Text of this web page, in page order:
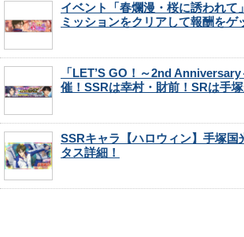
イベント「春爛漫・桜に誘われて
ミッションをクリアして報酬をゲ
「LET’S GO！～2nd
催！SSRは幸村・財前！SRは手塚
SSRキャラ【ハロウィン】手塚国
タス詳細！